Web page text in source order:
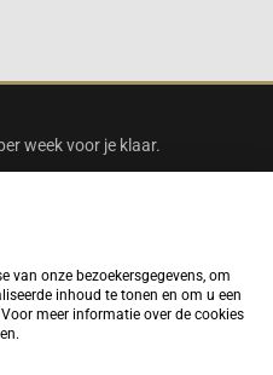
week voor je klaar.
Nieuwsbrief en ontvang het
van onze bezoekersgegevens, om
inhoud te tonen en om u een
meer informatie over de cookies